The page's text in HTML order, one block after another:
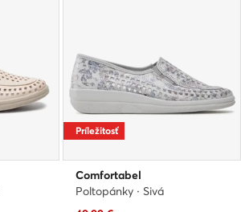
Príležitosť
Comfortabel
Poltopánky · Sivá